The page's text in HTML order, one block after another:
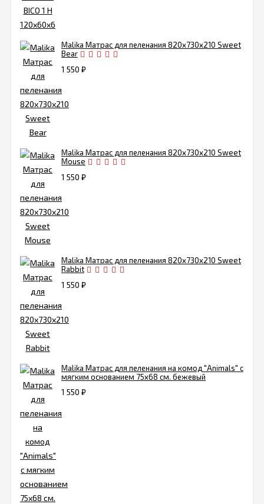
Malika Матрас для пеленания 820х730х210 Sweet
Bear
1 550 ₽
Malika Матрас для пеленания 820х730х210 Sweet
Mouse
1 550 ₽
Malika Матрас для пеленания 820х730х210 Sweet
Rabbit
1 550 ₽
Malika Матрас для пеленания на комод "Animals" с
мягким основанием 75х68 см. бежевый
1 550 ₽